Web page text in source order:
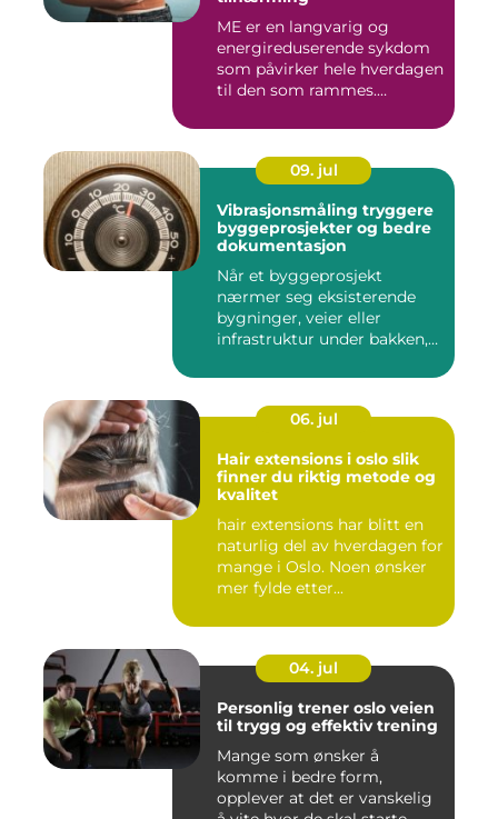
ME er en langvarig og
energireduserende sykdom
som påvirker hele hverdagen
til den som rammes.
09. jul
Vibrasjonsmåling tryggere
byggeprosjekter og bedre
dokumentasjon
Når et byggeprosjekt
nærmer seg eksisterende
bygninger, veier eller
infrastruktur under bakken,
06. jul
Hair extensions i oslo slik
finner du riktig metode og
kvalitet
hair extensions har blitt en
naturlig del av hverdagen for
mange i Oslo. Noen ønsker
mer fylde etter...
04. jul
Personlig trener oslo veien
til trygg og effektiv trening
Mange som ønsker å
komme i bedre form,
opplever at det er vanskelig